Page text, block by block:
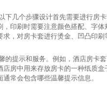
下几个步骤设计首先需要进行房
印刷时需要注意颜色搭配、字
，对房卡套进行烫金、凹凸印刷
提示和服务。例如，酒店房卡
房中用来存放房卡的一种纸质
常会包含哪些温馨提示信息。